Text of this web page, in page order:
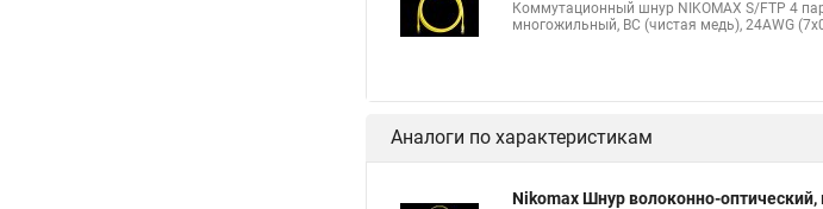
Коммутационный шнур NIKOMAX S/FTP 4
многожильный, BC (чистая медь), 24AWG
Аналоги по характеристикам
Nikomax Шнур волоконно-